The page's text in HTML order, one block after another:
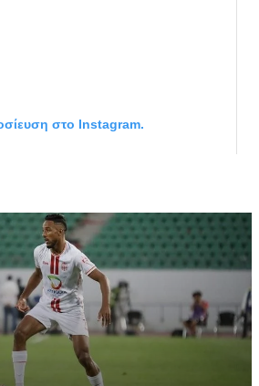
στο Instagram.